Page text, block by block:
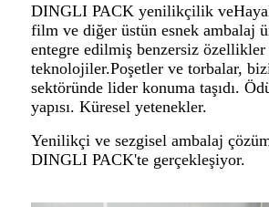
DINGLI PACK yenilikçilik ve
film ve diğer üstün esnek ambalaj
entegre edilmiş benzersiz özellikler
teknolojiler.Poşetler ve torbalar,
sektöründe lider konuma taşıdı.
yapısı. Küresel yetenekler.
Yenilikçi ve sezgisel ambalaj
DINGLI PACK'te gerçekleşiyor.